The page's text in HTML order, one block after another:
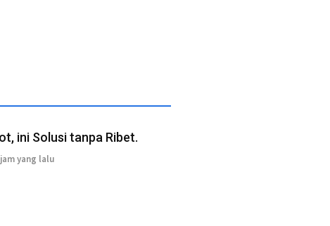
ini Solusi tanpa Ribet.
yang lalu